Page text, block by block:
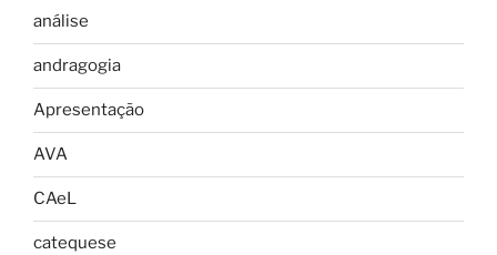
análise
andragogia
Apresentação
AVA
CAeL
catequese